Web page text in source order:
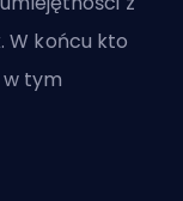
W końcu kto
w tym